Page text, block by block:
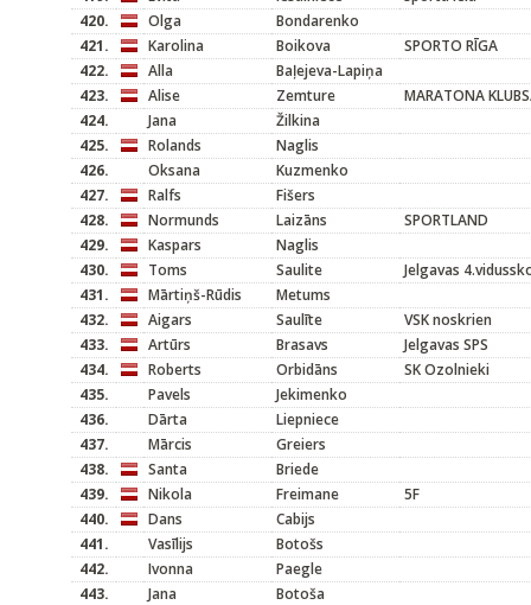
420.
Olga
Bondarenko
421.
Karolina Boikova
SPORTO RĪGA
422.
Alla
Baļejeva-Lapiņa
423.
Alise Zemture
MARATONA
424.
Jana
Žilkina
425.
Rolands
Naglis
426.
Oksana
Kuzmenko
427.
Ralfs
Fišers
428.
Normunds Laizāns
SPORTLAND
429.
Kaspars
Naglis
430.
Toms Saulite
Jelgavas
431.
Mārtiņš-Rūdis
Metums
432.
Aigars Saulīte
VSK noskrien
433.
Artūrs Brasavs
Jelgavas SPS
434.
Roberts Orbidāns
SK Ozolnieki
435.
Pavels
Jekimenko
436.
Dārta
Liepniece
437.
Mārcis
Greiers
438.
Santa
Briede
439.
Nikola Freimane
5F
440.
Dans
Cabijs
441.
Vasīlijs
Botošs
442.
Ivonna
Paegle
443.
Jana
Botoša